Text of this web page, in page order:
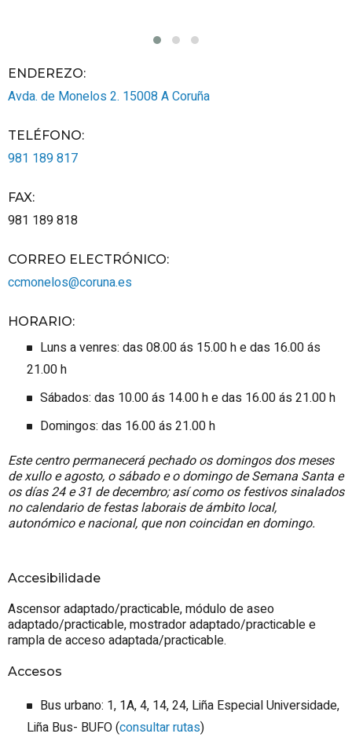
ENDEREZO:
Avda. de Monelos 2. 15008A Coruña
TELÉFONO:
981 189 817
FAX:
981 189 818
CORREO ELECTRÓNICO:
ccmonelos@coruna.es
HORARIO:
Luns a venres: das 08.00 ás 15.00 h e das 16.00 ás
21.00 h
Sábados: das 10.00 ás 14.00 h e das 16.00 ás 21.00 h
Domingos: das 16.00 ás 21.00 h
Este centro permanecerá pechado os domingos dos meses
de xullo e agosto, o sábado e o domingo de Semana Santa e
os días 24 e 31 de decembro; así como os festivos sinalados
no calendario de festas laborais de ámbito local,
autonómico e nacional, que non coincidan en domingo.
Accesibilidade
Ascensor adaptado/practicable, módulo de aseo
adaptado/practicable, mostrador adaptado/practicable e
rampla de acceso adaptada/practicable.
Accesos
Bus urbano: 1, 1A, 4, 14, 24, Liña Especial Universidade,
Liña Bus- BUFO (consultar rutas)